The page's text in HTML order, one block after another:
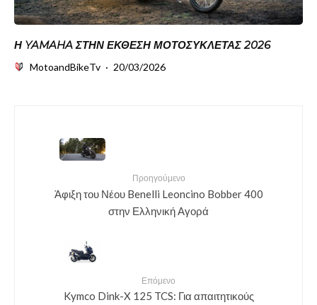
Η YAMAHA ΣΤΗΝ ΈΚΘΕΣΗ ΜΟΤΟΣΥΚΛΈΤΑΣ 2026
MotoandBikeTv · 20/03/2026
Προηγούμενο
Άφιξη του Νέου Benelli Leoncino Bobber 400
στην Ελληνική Αγορά
Επόμενο
Kymco Dink-X 125 TCS: Για απαιτητικούς